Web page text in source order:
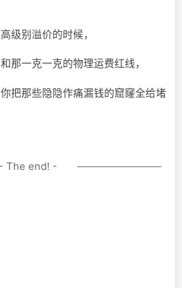
级别溢价的时候，
那一克一克的物理运费红线，
把那些隐隐作痛漏钱的窟窿全给堵
- The end! -